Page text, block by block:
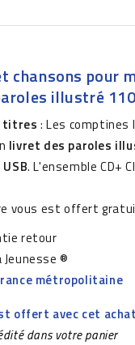
pour
illustré
titres : Les comptines
livret des paroles
. L'ensemble CD+
vous est offert
retour
®
métropolitaine
offert avec cet achat
dans votre panier